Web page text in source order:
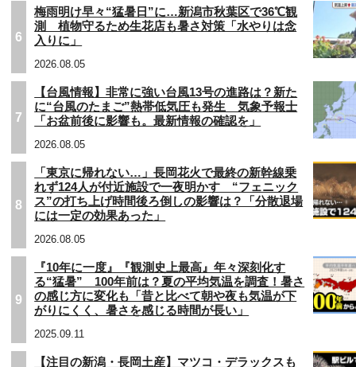
6
梅雨明け早々“猛暑日”に…新潟市秋葉区で36℃観
測 植物守るため生花店も暑さ対策「水やりは念
入りに」
2026.08.05
7
【台風情報】非常に強い台風13号の進路は？新た
に“台風のたまご”熱帯低気圧も発生 気象予報士
「お盆前後に影響も。最新情報の確認を」
2026.08.05
8
「東京に帰れない…」長岡花火で最終の新幹線乗
れず124人が付近施設で一夜明かす “フェニック
ス”の打ち上げ時間後ろ倒しの影響は？「分散退場
には一定の効果あった」
2026.08.05
9
『10年に一度』『観測史上最高』年々深刻化す
る“猛暑” 100年前は？夏の平均気温を調査！暑さ
の感じ方に変化も「昔と比べて朝や夜も気温が下
がりにくく、暑さを感じる時間が長い」
2025.09.11
【注目の新潟・長岡土産】マツコ・デラックスも